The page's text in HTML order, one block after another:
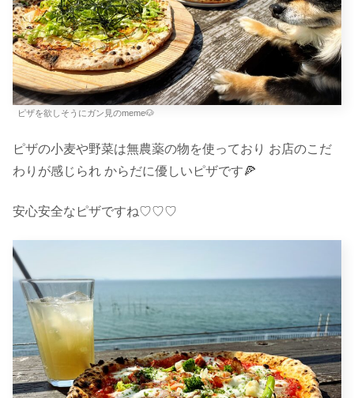
ピザを欲しそうにガン見のmeme🐶
ピザの小麦や野菜は無農薬の物を使っており お店のこだ
わりが感じられ からだに優しいピザです🍕
安心安全なピザですね♡♡♡